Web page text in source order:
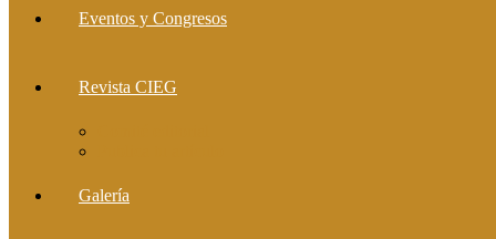
Eventos y Congresos
Revista CIEG
Galería